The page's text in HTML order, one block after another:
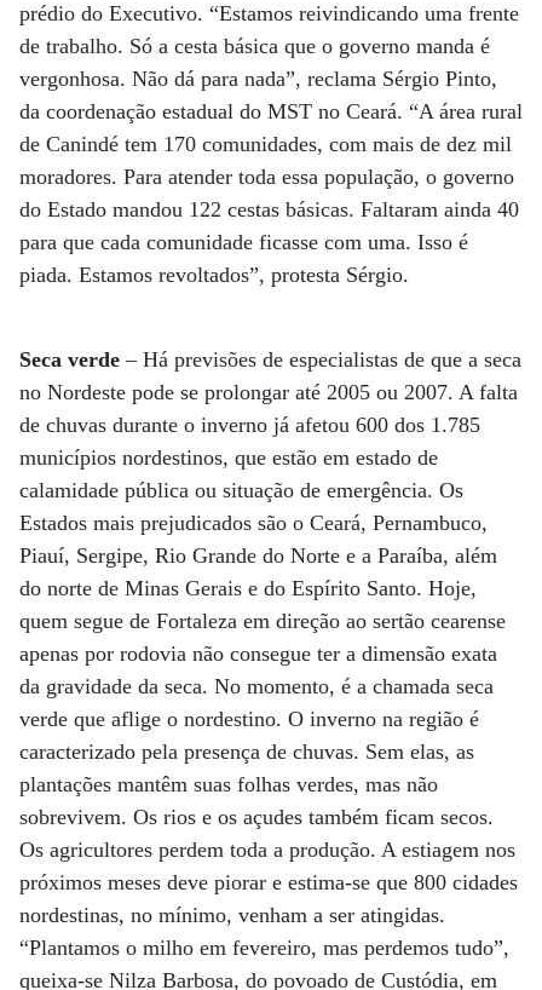
prédio do Executivo. “Estamos reivindicando uma frente
de trabalho. Só a cesta básica que o governo manda é
vergonhosa. Não dá para nada”, reclama Sérgio Pinto,
da coordenação estadual do MST no Ceará. “A área rural
de Canindé tem 170 comunidades, com mais de dez mil
moradores. Para atender toda essa população, o governo
do Estado mandou 122 cestas básicas. Faltaram ainda 40
para que cada comunidade ficasse com uma. Isso é
piada. Estamos revoltados”, protesta Sérgio.
Seca verde– Há previsões de especialistas de que a seca
no Nordeste pode se prolongar até 2005 ou 2007. A falta
de chuvas durante o inverno já afetou 600 dos 1.785
municípios nordestinos, que estão em estado de
calamidade pública ou situação de emergência. Os
Estados mais prejudicados são o Ceará, Pernambuco,
Piauí, Sergipe, Rio Grande do Norte e a Paraíba, além
do norte de Minas Gerais e do Espírito Santo. Hoje,
quem segue de Fortaleza em direção ao sertão cearense
apenas por rodovia não consegue ter a dimensão exata
da gravidade da seca. No momento, é a chamada seca
verde que aflige o nordestino. O inverno na região é
caracterizado pela presença de chuvas. Sem elas, as
plantações mantêm suas folhas verdes, mas não
sobrevivem. Os rios e os açudes também ficam secos.
Os agricultores perdem toda a produção. A estiagem nos
próximos meses deve piorar e estima-se que 800 cidades
nordestinas, no mínimo, venham a ser atingidas.
“Plantamos o milho em fevereiro, mas perdemos tudo”,
queixa-se Nilza Barbosa, do povoado de Custódia, em